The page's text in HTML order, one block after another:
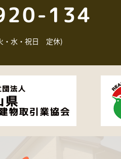
134
・水・祝日 定休)